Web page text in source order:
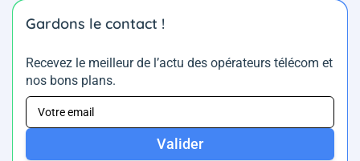
Gardons le contact !
Recevez le meilleur de l’actu des opérateurs télécom et
nos bons plans.
Valider